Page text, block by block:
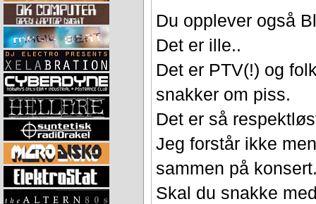
Du opplever også
Det er ille..
Det er PTV(!) og
snakker om piss.
Det er så
Jeg forstår ikke
sammen på
Skal du snakke